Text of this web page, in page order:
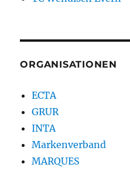
ORGANISATIONEN
ECTA
GRUR
INTA
Markenverband
MARQUES